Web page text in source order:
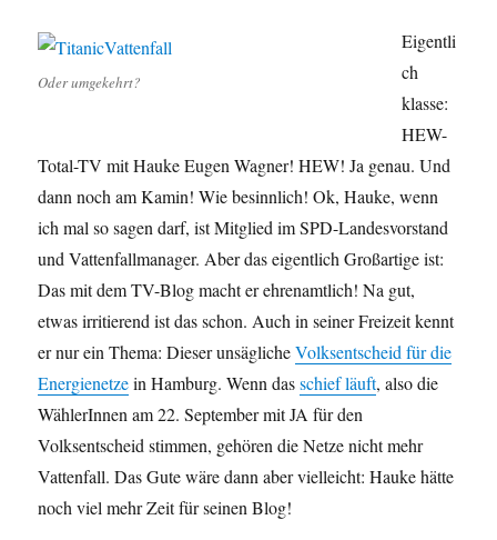
Oder umgekehrt?
Eigentli
ch
klasse:
HEW-
Total-TV mit Hauke Eugen Wagner! HEW! Ja genau. Und
dann noch am Kamin! Wie besinnlich! Ok, Hauke, wenn
ich mal so sagen darf, ist Mitglied im SPD-Landesvorstand
und Vattenfallmanager. Aber das eigentlich Großartige ist:
Das mit dem TV-Blog macht er ehrenamtlich! Na gut,
etwas irritierend ist das schon. Auch in seiner Freizeit kennt
er nur ein Thema: Dieser unsäglicheVolksentscheid für die
Energienetzein Hamburg. Wenn dasschief läuft, also die
WählerInnen am 22. September mit JA für den
Volksentscheid stimmen, gehören die Netze nicht mehr
Vattenfall. Das Gute wäre dann aber vielleicht: Hauke hätte
noch viel mehr Zeit für seinen Blog!